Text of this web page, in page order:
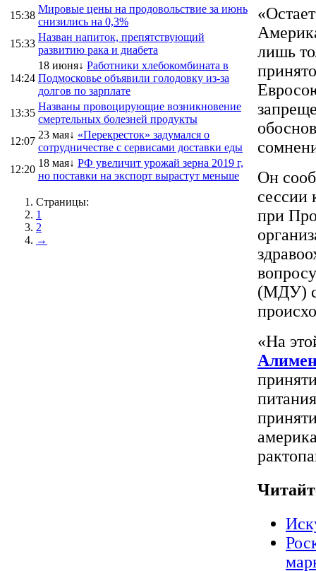
15:38
Мировые цены на продовольствие за июнь
снизились на 0,3%
15:33
Назван напиток, препятствующий
развитию рака и диабета
14:24
18 июня↓ Работники хлебокомбината в
Подмосковье объявили голодовку из-за
долгов по зарплате
13:35
Названы провоцирующие возникновение
смертельных болезней продукты
12:07
23 мая↓ «Перекресток» задумался о
сотрудничестве с сервисами доставки еды
12:20
18 мая↓ РФ увеличит урожай зерна 2019 г,
но поставки на экспорт вырастут меньше
Страницы:
1
2
→
лишь
Он
сессии
при
(МДУ)
«На